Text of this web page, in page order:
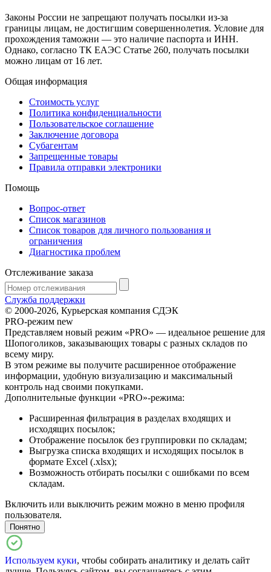
Законы России не запрещают получать посылки из-за
границы лицам, не достигшим совершеннолетия. Условие для
прохождения таможни — это наличие паспорта и ИНН.
Однако, согласно ТК ЕАЭС Статье 260, получать посылки
можно лицам от 16 лет.
Общая информация
Стоимость услуг
Политика конфиденциальности
Пользовательское соглашение
Заключение договора
Субагентам
Запрещенные товары
Правила отправки электроники
Помощь
Вопрос-ответ
Список магазинов
Список товаров для личного пользования и
ограничения
Диагностика проблем
Отслеживание заказа
Служба поддержки
© 2000-2026, Курьерская компания СДЭК
PRO-режим new
Представляем новый режим «PRO» — идеальное решение для
Шопоголиков, заказывающих товары с разных складов по
всему миру.
В этом режиме вы получите расширенное отображение
информации, удобную визуализацию и максимальный
контроль над своими покупками.
Дополнительные функции «PRO»-режима:
Расширенная фильтрация в разделах входящих и
исходящих посылок;
Отображение посылок без группировки по складам;
Выгрузка списка входящих и исходящих посылок в
формате Excel (.xlsx);
Возможность отбирать посылки с ошибками по всем
складам.
Включить или выключить режим можно в меню профиля
пользователя.
Понятно
Используем куки, чтобы собирать аналитику и делать сайт